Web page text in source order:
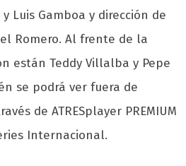
Luis Gamboa y dirección de
Romero. Al frente de la
están Teddy Villalba y Pepe
se podrá ver fuera de
de ATRESplayer PREMIUM
Internacional.